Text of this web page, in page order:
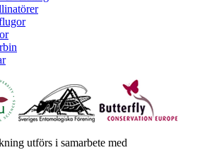
utförs i samarbete med